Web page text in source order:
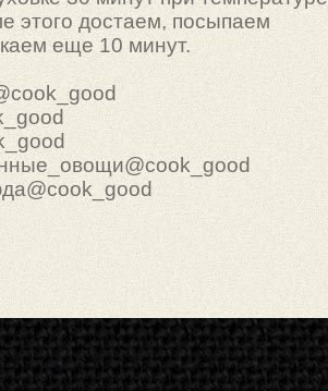
этого достаем, посыпаем
еще 10 минут.